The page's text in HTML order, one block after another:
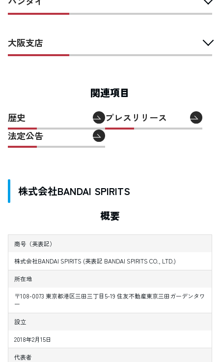
大阪支店
関連項目
歴史
プレスリリース
法定公告
株式会社BANDAI SPIRITS
概要
商号（英表記）
株式会社BANDAI SPIRITS (英表記 BANDAI SPIRITS CO., LTD.)
所在地
〒108-0073 東京都港区三田三丁目5-19 住友不動産東京三田ガーデンタワ
ー
設立
2018年2月15日
代表者